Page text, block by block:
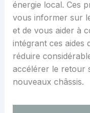
énergie local. Ces
vous informer sur
et de vous aider à
intégrant ces aides
réduire
accélérer le retour
nouveaux châssis.